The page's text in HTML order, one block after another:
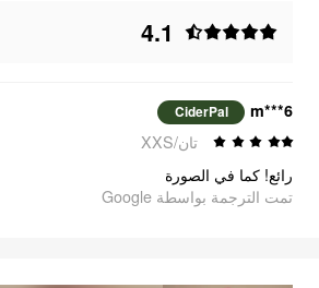
4.1
m***6
CiderPal
تان/XXS
رائع! كما في الصورة
تمت الترجمة بواسطة Google